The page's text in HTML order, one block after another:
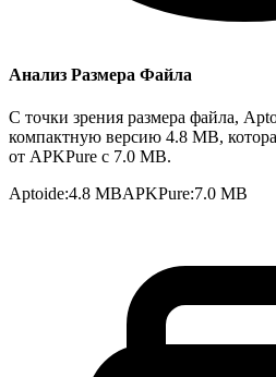
Анализ Размера Файла
С точки зрения размера файла,
компактную версию 4.8 MB,
от APKPure с 7.0 MB.
Aptoide:4.8 MBAPKPure:7.0 MB